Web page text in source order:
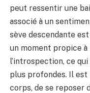
peut ressentir une
associé à un
sève descendante
un moment propice
l’introspection, ce
plus profondes. Il est
corps, de se reposer